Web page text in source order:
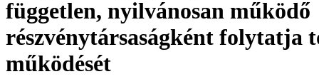
független, nyilvánosan működő
részvénytársaságként folytatja
működését